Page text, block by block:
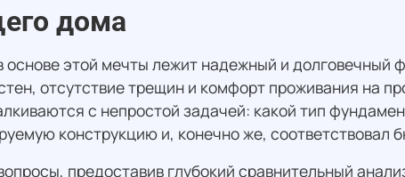
дома
этой мечты лежит надежный и долговечный
отсутствие трещин и комфорт проживания на
с непростой задачей: какой тип
конструкцию и, конечно же, соответствовал
предоставив глубокий сравнительный